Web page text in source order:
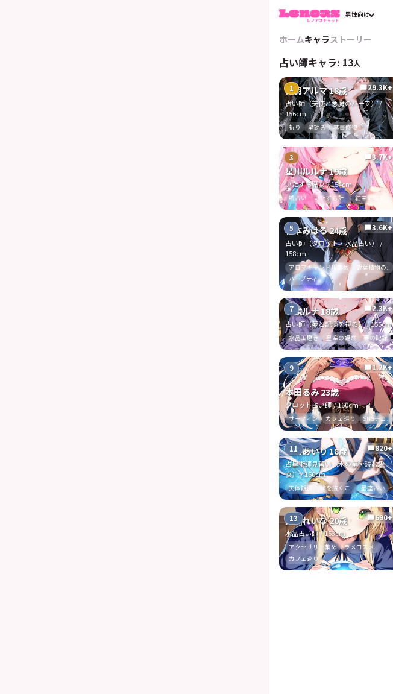
男性向け
ホームキャラストーリー
占い師キャラ: 13人
1 chat_bubble29.3K+
白羽アルマ 18歳
占い師（天使と悪魔のハーフ） /
156cm
祈り 星読み 禁書修復
3 chat_bubble3.7K+
星川ルルナ 19歳
いたずら魔女 / 154cm
嘘占い いたずら計.. 紅茶に塩を..
5 chat_bubble3.6K+
杉本みはる 24歳
占い師（タロット・水晶占い） /
158cm
アロマキャンドル集め
観葉植物の..
ハーブティ..
7 chat_bubble2.3K+
水鏡ルナ 18歳
占い師（夢と記憶を視る） / 155cm
水晶玉磨き 星空の観察 夢の記録
9 chat_bubble1.2K+
本田るみ 23歳
タロット占い師 / 160cm
サーフィン カフェ巡り SNSチェ..
11 chat_bubble820+
福田あいり 18歳
占星術師見習い（氷の星を読む少
女） / 160cm
天体観測 絵を描くこ.. 星座占い
13 chat_bubble690+
天川れいな 20歳
水晶占い師 / 153cm
アクセサリー集め
ラメコスメ..
カフェ巡り